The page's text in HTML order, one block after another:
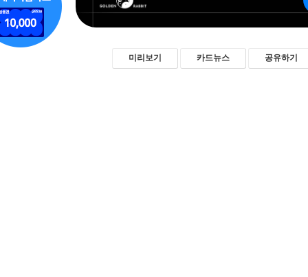
미리보기 카드뉴스 공유하기